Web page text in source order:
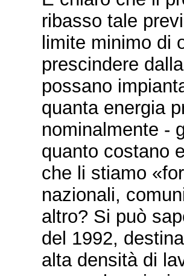
ribasso tale
limite minimo di
prescindere
possano
quanta energia
nominalmente -
quanto costano
che li stiamo
nazionali,
altro? Si può
del 1992,
alta densità di